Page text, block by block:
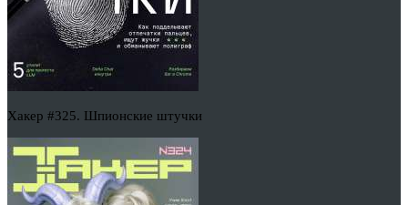
Хакер #325. Шпионские штучки